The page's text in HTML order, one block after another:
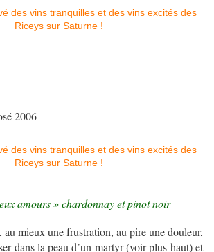
2006
amours » chardonnay et pinot noir
mieux une frustration, au pire une douleur,
dans la peau d’un martyr (voir plus haut) et